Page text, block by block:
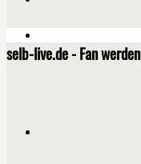
selb-live.de - Fan werden